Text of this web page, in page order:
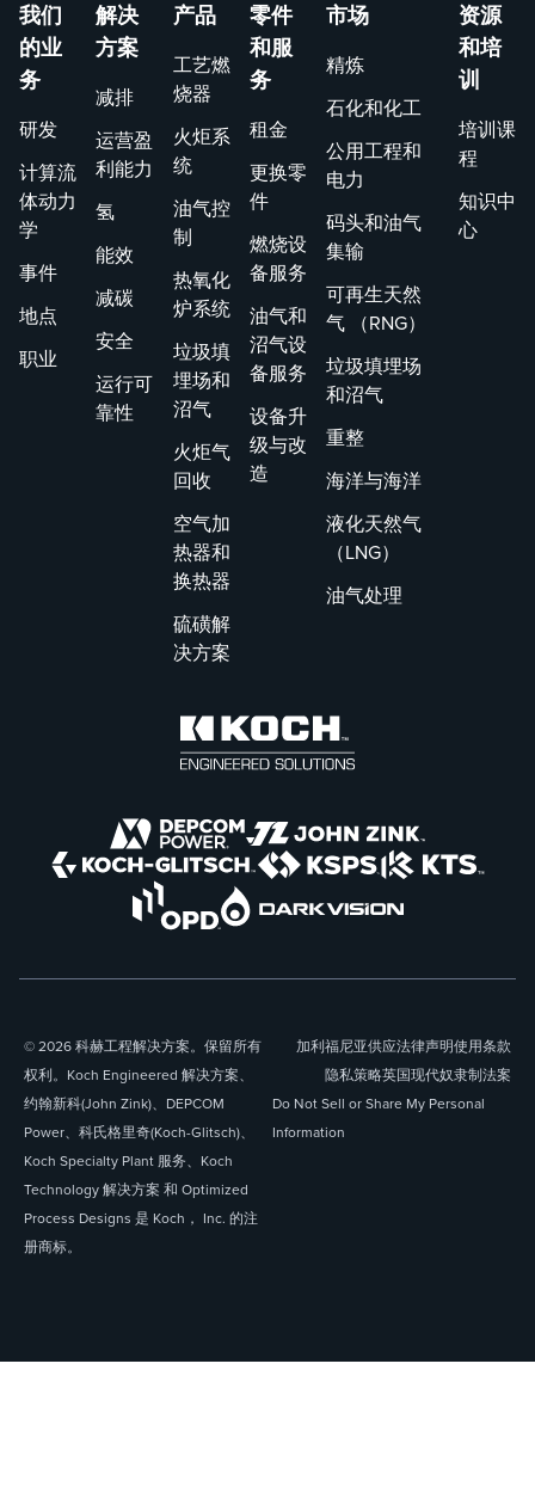
我们
的业
务
研发
计算流
体动力
学
事件
地点
职业
解决
方案
减排
运营盈
利能力
氢
能效
减碳
安全
运行可
靠性
产品
工艺燃
烧器
火炬系
统
油气控
制
热氧化
炉系统
垃圾填
埋场和
沼气
火炬气
回收
空气加
热器和
换热器
硫磺解
决方案
零件
和服
务
租金
更换零
件
燃烧设
备服务
油气和
沼气设
备服务
设备升
级与改
造
市场
精炼
石化和化工
公用工程和
电力
码头和油气
集输
可再生天然
气 （RNG）
垃圾填埋场
和沼气
重整
海洋与海洋
液化天然气
（LNG）
油气处理
资源
和培
训
培训课
程
知识中
心
© 2026 科赫工程解决方案。保留所有
权利。Koch Engineered 解决方案、
约翰新科(John Zink)、DEPCOM
Power、科氏格里奇(Koch-Glitsch)、
Koch Specialty Plant 服务、Koch
Technology 解决方案 和 Optimized
Process Designs 是 Koch， Inc. 的注
册商标。
加利福尼亚供应法律声明使用条款
隐私策略英国现代奴隶制法案
Do Not Sell or Share My Personal
Information